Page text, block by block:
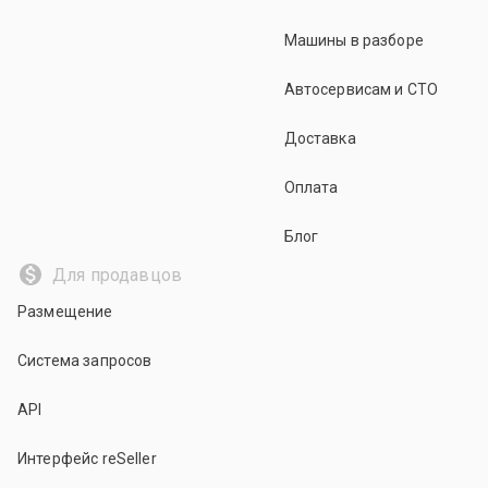
Машины в разборе
Автосервисам и СТО
Доставка
Оплата
Блог
Для продавцов
Размещение
Система запросов
API
Интерфейс reSeller